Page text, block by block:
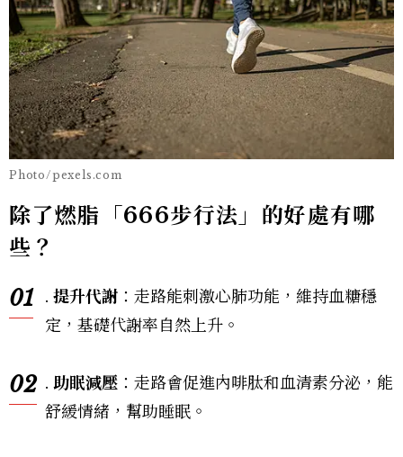
Photo/pexels.com
除了燃脂「666步行法」的好處有哪
些？
01
. 提升代謝 ：走路能刺激心肺功能，維持血糖穩
定，基礎代謝率自然上升。
02 . 助眠減壓 ：走路會促進內啡肽和血清素分泌，能
舒緩情緒，幫助睡眠。